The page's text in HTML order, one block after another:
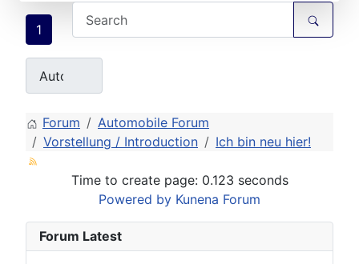
1
Forum
Automobile Forum
Vorstellung / Introduction
Ich bin neu hier!
Time to create page: 0.123 seconds
Powered by Kunena Forum
Forum Latest